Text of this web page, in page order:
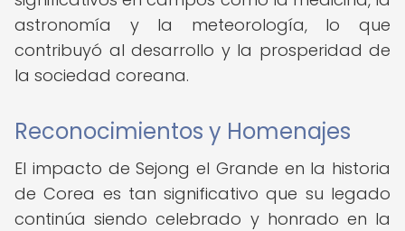
astronomía y la meteorología, lo que
contribuyó al desarrollo y la prosperidad de
la sociedad coreana.
Reconocimientos y Homenajes
El impacto de Sejong el Grande en la historia
de Corea es tan significativo que su legado
continúa siendo celebrado y honrado en la